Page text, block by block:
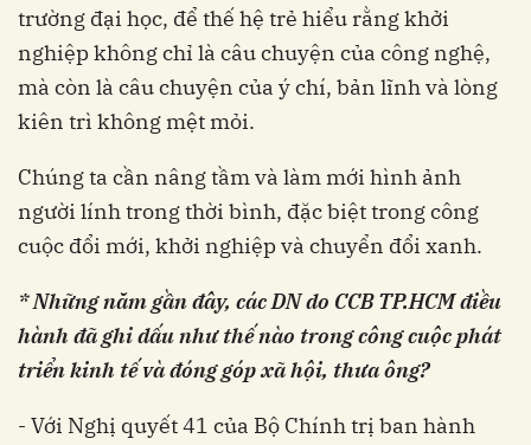
trường đại học, để thế hệ trẻ hiểu rằng khởi
nghiệp không chỉ là câu chuyện của công nghệ,
mà còn là câu chuyện của ý chí, bản lĩnh và lòng
kiên trì không mệt mỏi.
Chúng ta cần nâng tầm và làm mới hình ảnh
người lính trong thời bình, đặc biệt trong công
cuộc đổi mới, khởi nghiệp và chuyển đổi xanh.
* Những năm gần đây, các DN do CCB TP.HCM điều
hành đã ghi dấu như thế nào trong công cuộc phát
triển kinh tế và đóng góp xã hội, thưa ông?
- Với Nghị quyết 41 của Bộ Chính trị ban hành